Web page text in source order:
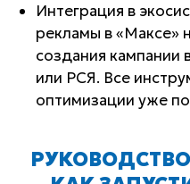
Интеграция в
рекламы в «Максе»
создания кампании
или РСЯ. Все
оптимизации уже